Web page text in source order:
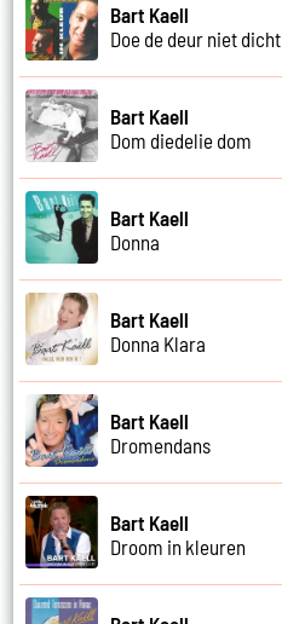
Bart Kaell
Doe de deur niet dicht
Bart Kaell
Dom diedelie dom
Bart Kaell
Donna
Bart Kaell
Donna Klara
Bart Kaell
Dromendans
Bart Kaell
Droom in kleuren